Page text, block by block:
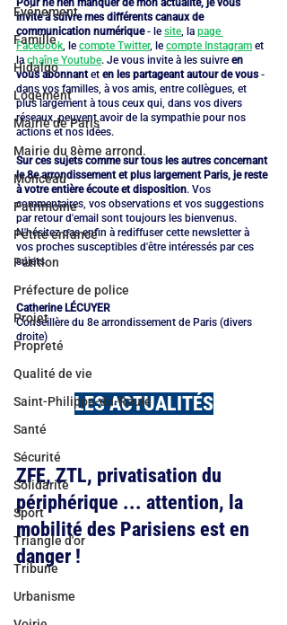
Evénement
Famille
Hidalgo
Logement
Mairie de Paris
Mairie du 8ème arrond.
Monceau
Patrimoine
Petite enfance
Pétition
Préfecture de police
Projet
Propreté
Qualité de vie
Saint-Philippe-du-Roule
Santé
Sécurité
Solidarité
Sport
Triangle d'or
Tribune
Urbanisme
invite à suivre mes différents canaux de
communication numérique - le site , la page
Facebook , le compte Twitter, le compte Instagram et
la chaîne Youtube. Je vous invite à les suivre en
vous abonnant et en les partageant autour de vous -
dans vos familles, à vos amis, entre collègues, et
plus largement à tous ceux qui, dans vos divers
réseaux, peuvent avoir de la sympathie pour nos
actions et nos idées.
Sur ces sujets comme sur tous les autres concernant
le 8e arrondissement et plus largement Paris, je reste
à votre entière écoute et disposition. Vos
commentaires, vos observations et vos suggestions
par retour d'email sont toujours les bienvenus.
N'hésitez pas enfin à rediffuser cette newsletter à
vos proches susceptibles d'être intéressés par ces
sujets.
Catherine LÉCUYER
Conseillère du 8e arrondissement de Paris (divers
droite)
LES ACTUALITÉS
ZFE, ZTL, privatisation du
périphérique ... attention, la
mobilité des Parisiens est en
danger !